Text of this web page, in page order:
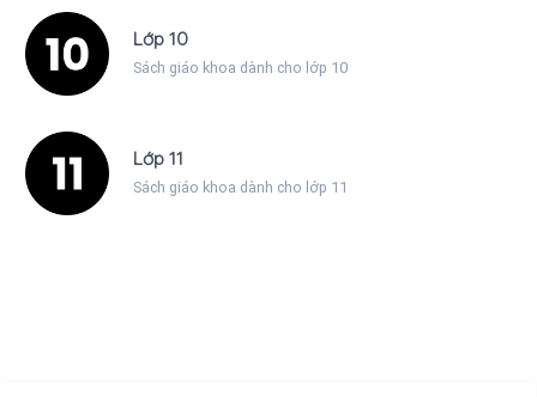
Lớp 10
Sách giáo khoa dành cho lớp 10
Lớp 11
Sách giáo khoa dành cho lớp 11